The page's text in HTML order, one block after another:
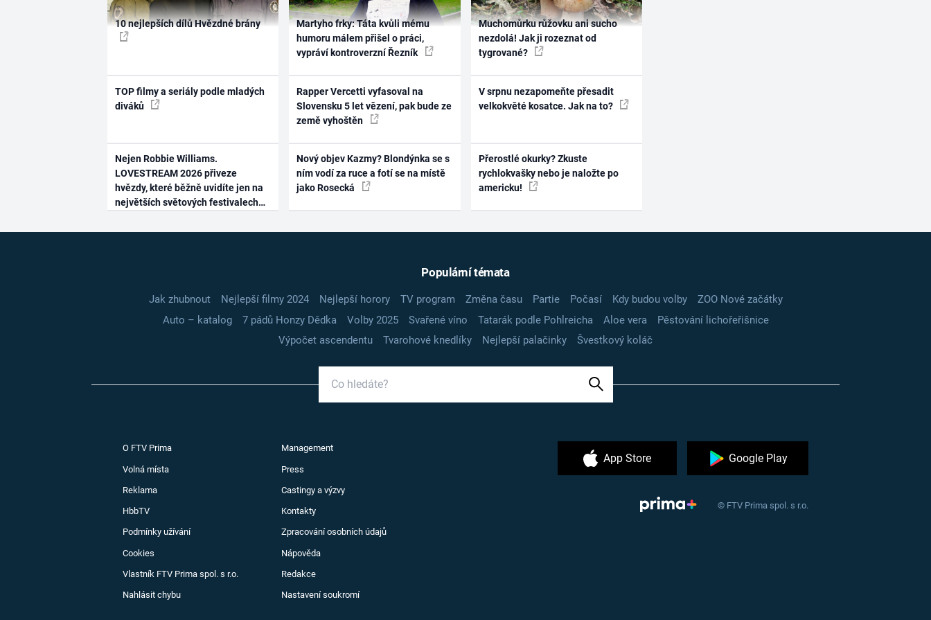
10 nejlepších dílů Hvězdné brány
TOP filmy a seriály podle mladých
diváků
Nejen Robbie Williams.
LOVESTREAM 2026 přiveze
hvězdy, které běžně uvidíte jen na
největších světových festivalech
Martyho frky: Táta kvůli mému
humoru málem přišel o práci,
vypráví kontroverzní Řezník
Rapper Vercetti vyfasoval na
Slovensku 5 let vězení, pak bude ze
země vyhoštěn
Nový objev Kazmy? Blondýnka se s
ním vodí za ruce a fotí se na místě
jako Rosecká
Muchomůrku růžovku ani sucho
nezdolá! Jak ji rozeznat od
tygrované?
V srpnu nezapomeňte přesadit
velkokvěté kosatce. Jak na to?
Přerostlé okurky? Zkuste
rychlokvašky nebo je naložte po
americku!
Populární témata
Jak zhubnout Nejlepší filmy 2024 Nejlepší horory TV program Změna času Partie Počasí Kdy budou volby
ZOO Nové začátky
Auto – katalog
7 pádů Honzy Dědka Volby 2025 Svařené víno Tatarák podle Pohlreicha Aloe vera
Pěstování lichořeřišnice
Výpočet ascendentu
Tvarohové knedlíky Nejlepší palačinky Švestkový koláč
O FTV Prima Management
Volná místa Press
Reklama Castingy a výzvy
HbbTV Kontakty
Podmínky užívání Zpracování osobních údajů
Cookies Nápověda
Vlastník FTV Prima spol. s r.o. Redakce
Nahlásit chybu Nastavení soukromí
App Store Google Play
© FTV Prima spol. s r.o.